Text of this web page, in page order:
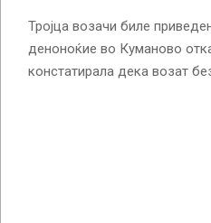
Тројца возачи биле
деноноќие во Куманово
констатирала дека возат